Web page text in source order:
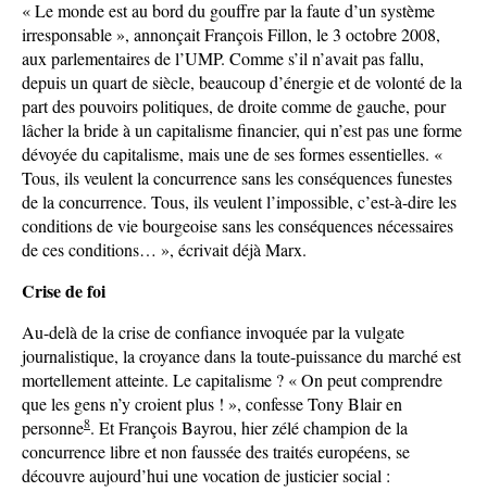
« Le monde est au bord du gouffre par la faute d’un système
irresponsable », annonçait François Fillon, le 3 octobre 2008,
aux parlementaires de l’UMP. Comme s’il n’avait pas fallu,
depuis un quart de siècle, beaucoup d’énergie et de volonté de la
part des pouvoirs politiques, de droite comme de gauche, pour
lâcher la bride à un capitalisme financier, qui n’est pas une forme
dévoyée du capitalisme, mais une de ses formes essentielles. «
Tous, ils veulent la concurrence sans les conséquences funestes
de la concurrence. Tous, ils veulent l’impossible, c’est-à-dire les
conditions de vie bourgeoise sans les conséquences nécessaires
de ces conditions… », écrivait déjà Marx.
Crise de foi
Au-delà de la crise de confiance invoquée par la vulgate
journalistique, la croyance dans la toute-puissance du marché est
mortellement atteinte. Le capitalisme ? « On peut comprendre
que les gens n’y croient plus ! », confesse Tony Blair en
personne8. Et François Bayrou, hier zélé champion de la
concurrence libre et non faussée des traités européens, se
découvre aujourd’hui une vocation de justicier social :